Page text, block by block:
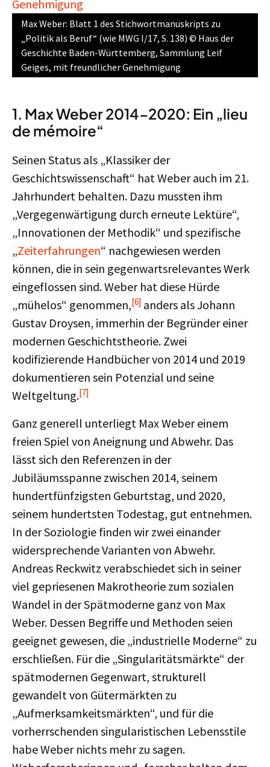
Max Weber: Blatt 1 des Stichwortmanuskripts zu
„Politik als Beruf“ (wie MWG I/17, S. 138) © Haus der
Geschichte Baden-Württemberg, Sammlung Leif
Geiges, mit freundlicher Genehmigung
1. Max Weber 2014-2020: Ein „lieu
de mémoire“
Seinen Status als „Klassiker der
Geschichtswissenschaft“ hat Weber auch im 21.
Jahrhundert behalten. Dazu mussten ihm
„Vergegenwärtigung durch erneute Lektüre“,
„Innovationen der Methodik“ und spezifische
„Zeiterfahrungen“ nachgewiesen werden
können, die in sein gegenwartsrelevantes Werk
eingeflossen sind. Weber hat diese Hürde
„mühelos“ genommen,[6] anders als Johann
Gustav Droysen, immerhin der Begründer einer
modernen Geschichtstheorie. Zwei
kodifizierende Handbücher von 2014 und 2019
dokumentieren sein Potenzial und seine
Weltgeltung.[7]
Ganz generell unterliegt Max Weber einem
freien Spiel von Aneignung und Abwehr. Das
lässt sich den Referenzen in der
Jubiläumsspanne zwischen 2014, seinem
hundertfünfzigsten Geburtstag, und 2020,
seinem hundertsten Todestag, gut entnehmen.
In der Soziologie finden wir zwei einander
widersprechende Varianten von Abwehr.
Andreas Reckwitz verabschiedet sich in seiner
viel gepriesenen Makrotheorie zum sozialen
Wandel in der Spätmoderne ganz von Max
Weber. Dessen Begriffe und Methoden seien
geeignet gewesen, die „industrielle Moderne“ zu
erschließen. Für die „Singularitätsmärkte“ der
spätmodernen Gegenwart, strukturell
gewandelt von Gütermärkten zu
„Aufmerksamkeitsmärkten“, und für die
vorherrschenden singularistischen Lebensstile
habe Weber nichts mehr zu sagen.